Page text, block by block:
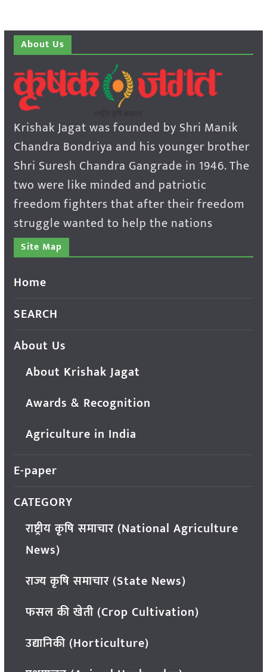
About Us
Krishak Jagat was founded by Shri Manik
Chandra Bondriya and his younger brother
Shri Suresh Chandra Gangrade in 1946. The
two were like minded and patriotic
freedom fighters that after their freedom
struggle wanted to help the nations
Site Map
Home
SEARCH
About Us
About Krishak Jagat
Awards & Recognition
Agriculture in India
E-paper
CATEGORY
राष्ट्रीय कृषि समाचार (National Agriculture
News)
राज्य कृषि समाचार (State News)
फसल की खेती (Crop Cultivation)
उद्यानिकी (Horticulture)